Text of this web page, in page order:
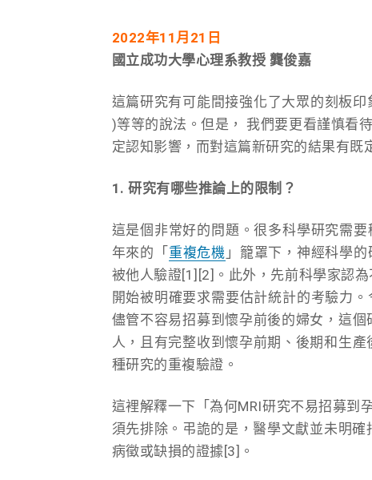
2022年11月21日
國立成功大學心理系教授 龔俊嘉
這篇研究有可能間接強化了大眾的刻板
)等等的說法。但是， 我們要更看謹慎看
定認知影響，而對這篇新研究的結果有既
1. 研究有哪些推論上的限制？
這是個非常好的問題。很多科學研究需
年來的「重複危機 」籠罩下，神經科學
被他人驗證[1][2]。此外，先前科學家認
開始被明確要求需要估計統計的考驗力
儘管不容易招募到懷孕前後的婦女，這
人，且有完整收到懷孕前期、後期和生
種研究的重複驗證。
這裡解釋一下「為何MRI研究不易招募到
須先排除。弔詭的是，醫學文獻並未明
病徵或缺損的證據[3]。